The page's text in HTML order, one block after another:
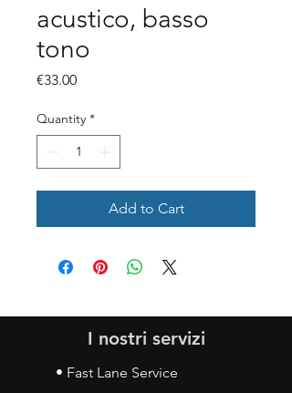
acustico, basso
tono
€33.00Price
Quantity *
Add to Cart
I nostri servizi
• Fast Lane Service